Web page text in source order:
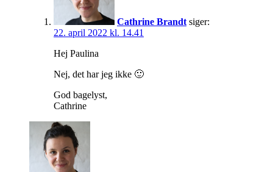
Cathrine Brandt siger:
22. april 2022 kl. 14.41
Hej Paulina
Nej, det har jeg ikke 🙂
God bagelyst,
Cathrine